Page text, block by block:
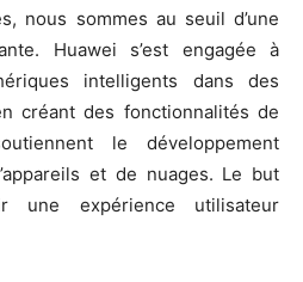
nous sommes au seuil d’une
Huawei s’est engagée à
intelligents dans des
créant des fonctionnalités de
le développement
et de nuages. Le but
expérience utilisateur